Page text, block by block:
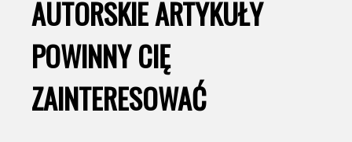
AUTORSKIE ARTYKUŁY
POWINNY CIĘ
ZAINTERESOWAĆ